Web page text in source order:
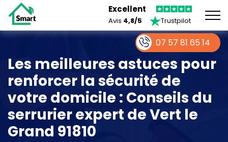
Excellent
Avis 4,8/5 Trustpilot
Les meilleures astuces pour
renforcer la sécurité de
votre domicile : Conseils du
serrurier expert de Vert le
Grand 91810
07 57 81 65 14